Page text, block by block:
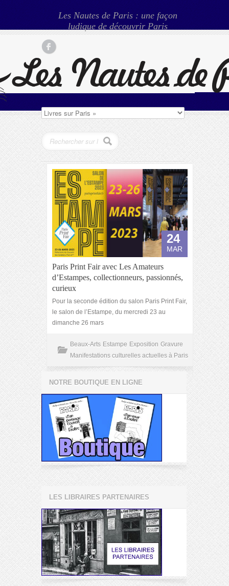
Les Nautes de Paris : une façon
ludique de découvrir Paris
24
MAR
Paris Print Fair avec Les Amateurs
d’Estampes, collectionneurs, passionnés,
curieux
Pour la seconde édition du salon Paris Print Fair,
le salon de l’Estampe, du mercredi 23 au
dimanche 26 mars
Beaux-Arts Estampe Exposition Gravure
Manifestations culturelles actuelles à Paris
NOTRE BOUTIQUE EN LIGNE
LES LIBRAIRES PARTENAIRES